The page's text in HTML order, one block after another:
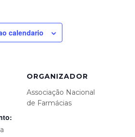
calendario
ORGANIZADOR
Associação Nacional
de Farmácias